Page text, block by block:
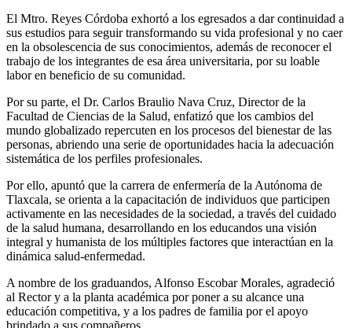
El Mtro. Reyes Córdoba exhortó a los egresados a dar continuidad a
sus estudios para seguir transformando su vida profesional y no caer
en la obsolescencia de sus conocimientos, además de reconocer el
trabajo de los integrantes de esa área universitaria, por su loable
labor en beneficio de su comunidad.
Por su parte, el Dr. Carlos Braulio Nava Cruz, Director de la
Facultad de Ciencias de la Salud, enfatizó que los cambios del
mundo globalizado repercuten en los procesos del bienestar de las
personas, abriendo una serie de oportunidades hacia la adecuación
sistemática de los perfiles profesionales.
Por ello, apuntó que la carrera de enfermería de la Autónoma de
Tlaxcala, se orienta a la capacitación de individuos que participen
activamente en las necesidades de la sociedad, a través del cuidado
de la salud humana, desarrollando en los educandos una visión
integral y humanista de los múltiples factores que interactúan en la
dinámica salud-enfermedad.
A nombre de los graduandos, Alfonso Escobar Morales, agradeció
al Rector y a la planta académica por poner a su alcance una
educación competitiva, y a los padres de familia por el apoyo